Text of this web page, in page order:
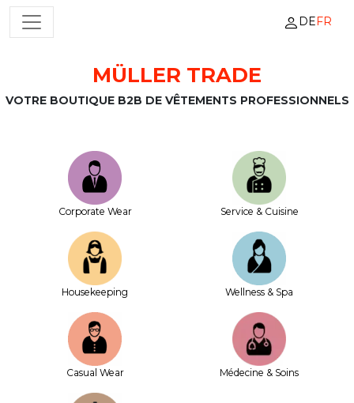
Passer au contenu
NAVIGATION PRINCIPALE DEFR
MÜLLER TRADE
VOTRE BOUTIQUE B2B DE VÊTEMENTS PROFESSIONNELS
Corporate Wear Service & Cuisine
House­keeping Wellness & Spa
Casual Wear Médecine & Soins